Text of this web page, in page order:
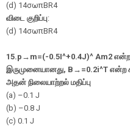
(d) 14σωπBR4
விடை குறிப்பு:
(d) 14σωπBR4
15.p → m=(-0.5I^+0.4J)^ Am2
இருமுனையானது, B → =0.2i^T என்ற
அதன் நிலையாற்றல் மதிப்பு
(a) –0.1 J
(b) –0.8 J
(c) 0.1 J